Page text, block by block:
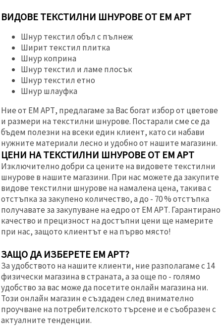
ВИДОВЕ ТЕКСТИЛНИ ШНУРОВЕ ОТ ЕМ АРТ
Шнур текстил объл с пълнеж
Ширит текстил плитка
Шнур коприна
Шнур текстил и ламе плосък
Шнур текстил етно
Шнур шлауфка
Ние от ЕМ АРТ, предлагаме за Вас богат избор от цветове
и размери на текстилни шнурове. Постарали сме се да
бъдем полезни на всеки един клиент, като си набави
нужните материали лесно и удобно от нашите магазини.
ЦЕНИ НА ТЕКСТИЛНИ ШНУРОВЕ ОТ ЕМ АРТ
Изключително добри са цените на видовете текстилни
шнурове в нашите магазини. При нас можете да закупите
видове текстилни шнурове на намалена цена, такива с
отстъпка за закупено количество, а до - 70 % отстъпка
получавате за закупуване на едро от ЕМ АРТ. Гарантирано
качество и прецизност на достъпни цени ще намерите
при нас, защото клиентът е на първо място!
ЗАЩО ДА ИЗБЕРЕТЕ ЕМ АРТ?
За удобството на нашите клиенти, ние разполагаме с 14
физически магазина в страната, а за още по - голямо
удобство за вас може да посетите онлайн магазина ни.
Този онлайн магазин е създаден след внимателно
проучване на потребителското търсене и е съобразен с
актуалните тенденции.